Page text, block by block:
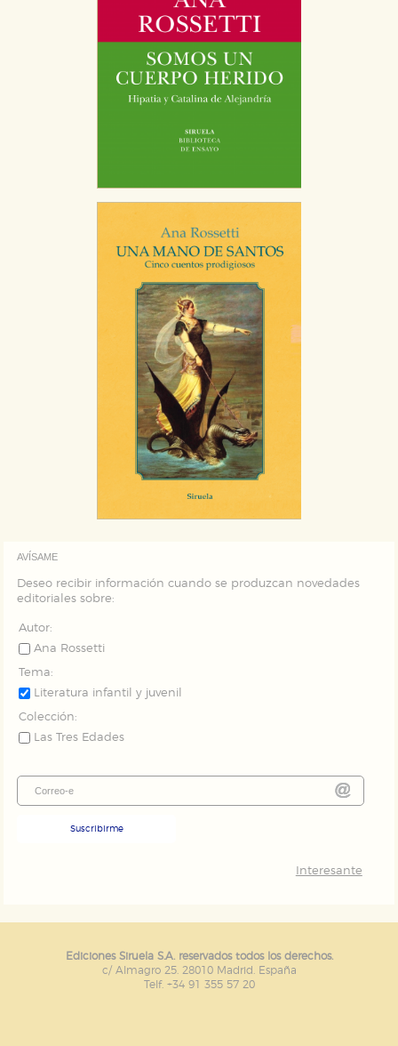
AVÍSAME
Deseo recibir información cuando se produzcan novedades
editoriales sobre:
Autor:
Ana Rossetti
Tema:
Literatura infantil y juvenil
Colección:
Las Tres Edades
Suscribirme
Interesante
Ediciones Siruela S.A. reservados todos los derechos.
c/ Almagro 25. 28010 Madrid. España
Telf. +34 91 355 57 20
publicitarios y se utilizan para mostrar publicidad
relevante para sus intereses en otros sitios. No
almacenan directamente información personal sino
que se basan en la identificación única de su
navegador y dispositivo de internet.
Puede consultar nuestrapolítica de cookies